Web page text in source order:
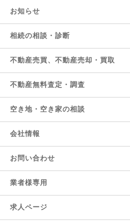
お知らせ
相続の相談・診断
不動産売買、不動産売却・買取
不動産無料査定・調査
空き地・空き家の相談
会社情報
お問い合わせ
業者様専用
求人ページ